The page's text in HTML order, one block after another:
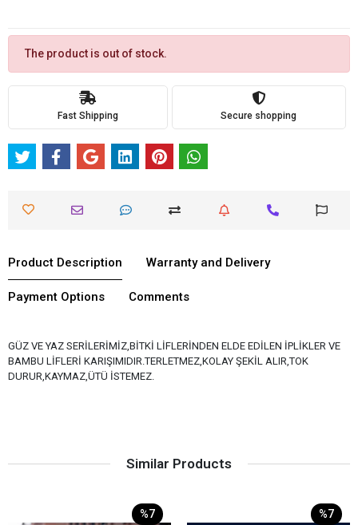
The product is out of stock.
Fast Shipping Secure shopping
Product Description Warranty and Delivery
Payment Options Comments
GÜZ VE YAZ SERİLERİMİZ,BİTKİ LİFLERİNDEN ELDE EDİLEN İPLİKLER VE
BAMBU LİFLERİ KARIŞIMIDIR.TERLETMEZ,KOLAY ŞEKİL ALIR,TOK
DURUR,KAYMAZ,ÜTÜ İSTEMEZ.
Similar Products
%7 %7